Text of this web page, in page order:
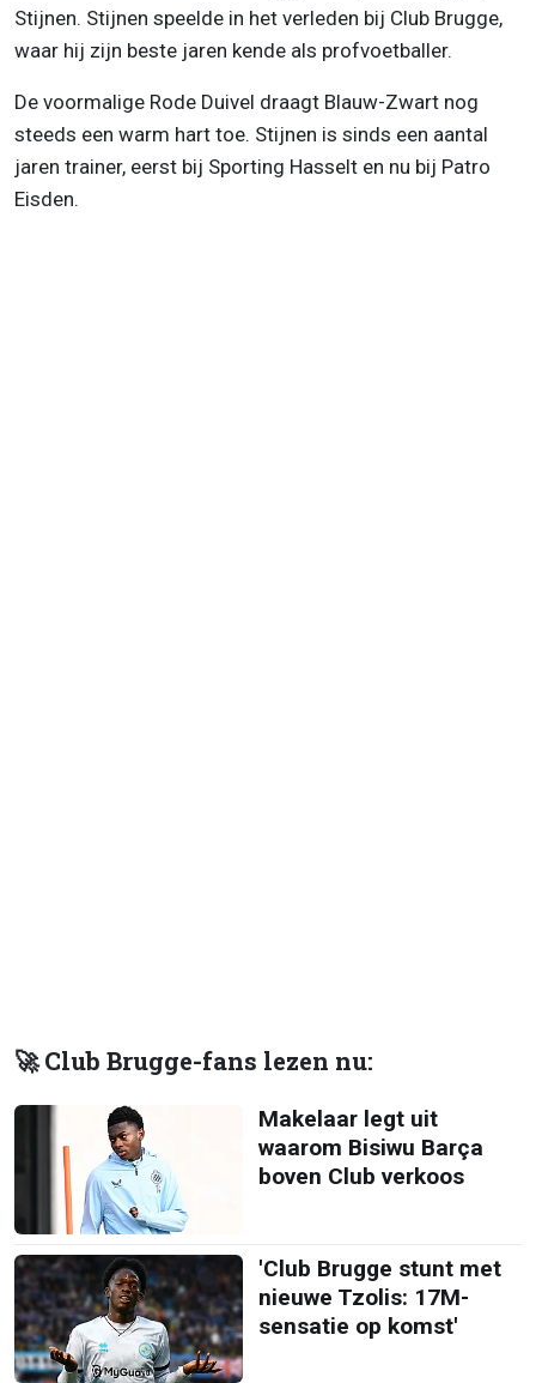
Stijnen. Stijnen speelde in het verleden bij Club Brugge,
waar hij zijn beste jaren kende als profvoetballer.
De voormalige Rode Duivel draagt Blauw-Zwart nog
steeds een warm hart toe. Stijnen is sinds een aantal
jaren trainer, eerst bij Sporting Hasselt en nu bij Patro
Eisden.
🚀 Club Brugge-fans lezen nu:
Makelaar legt uit
waarom Bisiwu Barça
boven Club verkoos
'Club Brugge stunt met
nieuwe Tzolis: 17M-
sensatie op komst'